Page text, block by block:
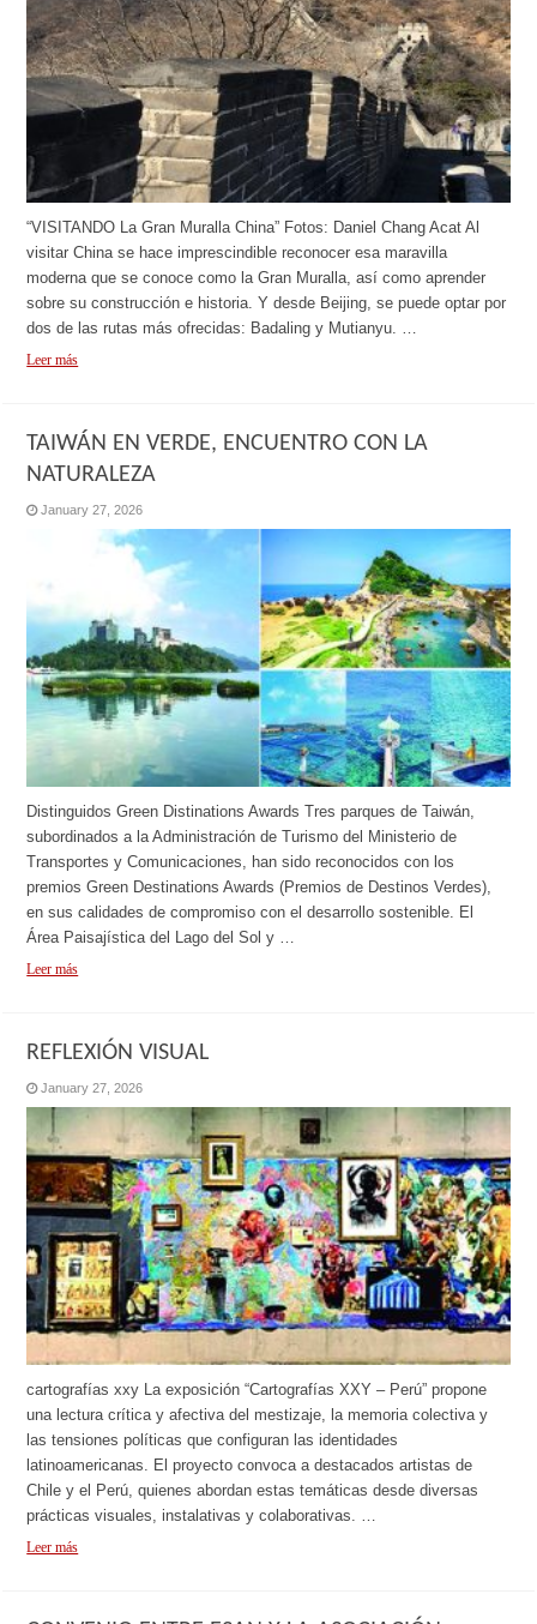
“VISITANDO La Gran Muralla China” Fotos: Daniel Chang Acat Al
visitar China se hace imprescindible reconocer esa maravilla
moderna que se conoce como la Gran Muralla, así como aprender
sobre su construcción e historia. Y desde Beijing, se puede optar por
dos de las rutas más ofrecidas: Badaling y Mutianyu. …
Leer más
TAIWÁN EN VERDE, ENCUENTRO CON LA
NATURALEZA
January 27, 2026
Distinguidos Green Distinations Awards Tres parques de Taiwán,
subordinados a la Administración de Turismo del Ministerio de
Transportes y Comunicaciones, han sido reconocidos con los
premios Green Destinations Awards (Premios de Destinos Verdes),
en sus calidades de compromiso con el desarrollo sostenible. El
Área Paisajística del Lago del Sol y …
Leer más
REFLEXIÓN VISUAL
January 27, 2026
cartografías xxy La exposición “Cartografías XXY – Perú” propone
una lectura crítica y afectiva del mestizaje, la memoria colectiva y
las tensiones políticas que configuran las identidades
latinoamericanas. El proyecto convoca a destacados artistas de
Chile y el Perú, quienes abordan estas temáticas desde diversas
prácticas visuales, instalativas y colaborativas. …
Leer más